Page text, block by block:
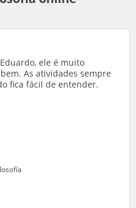
ele é muito
As atividades sempre
fica fácil de entender.